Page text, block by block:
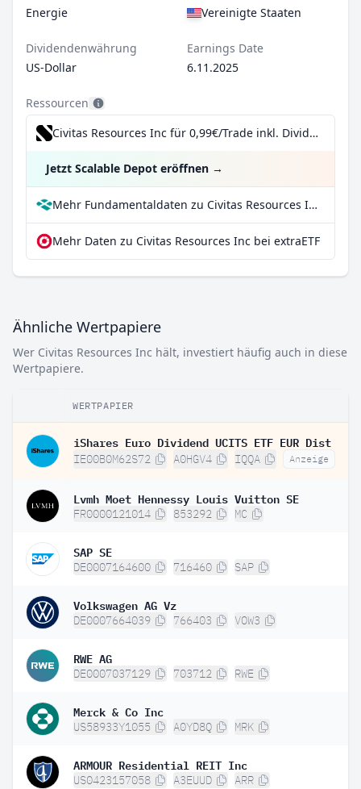
Energie
Vereinigte Staaten
Dividendenwährung
US-Dollar
Earnings Date
6.11.2025
Ressourcen
Civitas Resources Inc für 0,99€/Trade inkl. Dividend Reinvestment Plan
Jetzt Scalable Depot eröffnen →
Mehr Fundamentaldaten zu Civitas Resources Inc bei Parqet
Mehr Daten zu Civitas Resources Inc bei extraETF
Ähnliche Wertpapiere
Wer Civitas Resources Inc hält, investiert häufig auch in diese
Wertpapiere.
WERTPAPIER
iShares Euro Dividend UCITS ETF EUR Dist
IE00B0M62S72 A0HGV4 IQQA Anzeige
Lvmh Moet Hennessy Louis Vuitton SE
FR0000121014 853292 MC
SAP SE
DE0007164600 716460 SAP
Volkswagen AG Vz
DE0007664039 766403 VOW3
RWE AG
DE0007037129 703712 RWE
Merck & Co Inc
US58933Y1055 A0YD8Q MRK
ARMOUR Residential REIT Inc
US0423157058 A3EUUD ARR